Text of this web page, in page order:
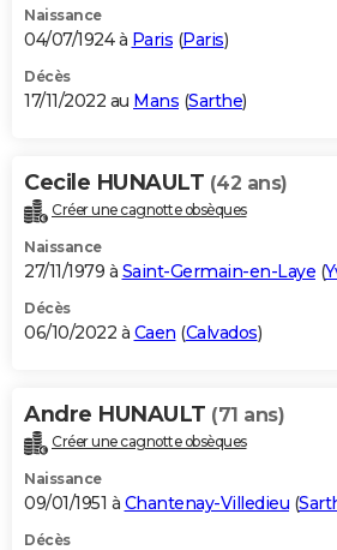
Naissance
04/07/1924 à Paris (Paris)
Décès
17/11/2022 au Mans (Sarthe)
Cecile HUNAULT (42 ans)
Créer une cagnotte obsèques
Naissance
27/11/1979 à Saint-Germain-en-Laye (
Décès
06/10/2022 à Caen (Calvados)
Andre HUNAULT (71 ans)
Créer une cagnotte obsèques
Naissance
09/01/1951 à Chantenay-Villedieu (
Décès